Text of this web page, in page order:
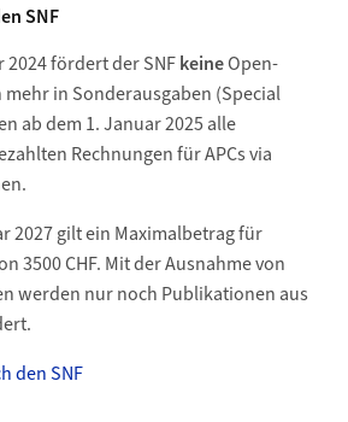
SNF
fördert der SNFkeineOpen-
in Sonderausgaben (Special
ab dem 1. Januar 2025 alle
Rechnungen für APCs via
2027 gilt ein Maximalbetrag für
3500 CHF. Mit der Ausnahme von
werden nur noch Publikationen aus
den SNF